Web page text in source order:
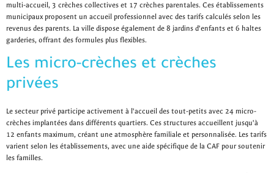
multi-accueil, 3 crèches collectives et 17 crèches parentales. Ces établissements
municipaux proposent un accueil professionnel avec des tarifs calculés selon les
revenus des parents. La ville dispose également de 8 jardins d'enfants et 6 haltes
garderies, offrant des formules plus flexibles.
Les micro-crèches et crèches
privées
Le secteur privé participe activement à l'accueil des tout-petits avec 24 micro-
crèches implantées dans différents quartiers. Ces structures accueillent jusqu'à
12 enfants maximum, créant une atmosphère familiale et personnalisée. Les tarifs
varient selon les établissements, avec une aide spécifique de la CAF pour soutenir
les familles.